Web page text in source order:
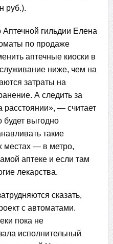
руб.).
гильдии Елена
по продаже
аптечные киоски в
ниже, чем на
затраты на
А следить за
— считает
будет выгодно
такие
местах — в метро,
аптеке и если там
лекарства.
сказать,
с автоматами.
пока не
исполнительный